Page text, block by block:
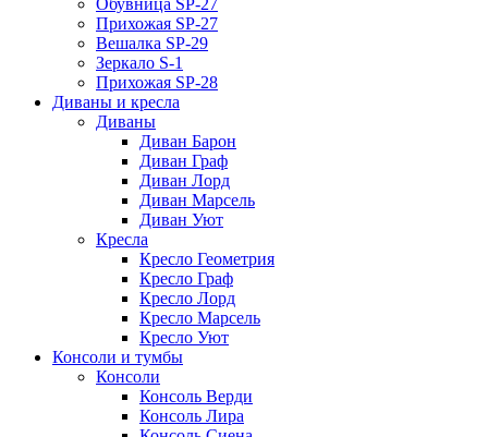
Обувница SP-27
Прихожая SP-27
Вешалка SP-29
Зеркало S-1
Прихожая SP-28
Диваны и кресла
Диваны
Диван Барон
Диван Граф
Диван Лорд
Диван Марсель
Диван Уют
Кресла
Кресло Геометрия
Кресло Граф
Кресло Лорд
Кресло Марсель
Кресло Уют
Консоли и тумбы
Консоли
Консоль Верди
Консоль Лира